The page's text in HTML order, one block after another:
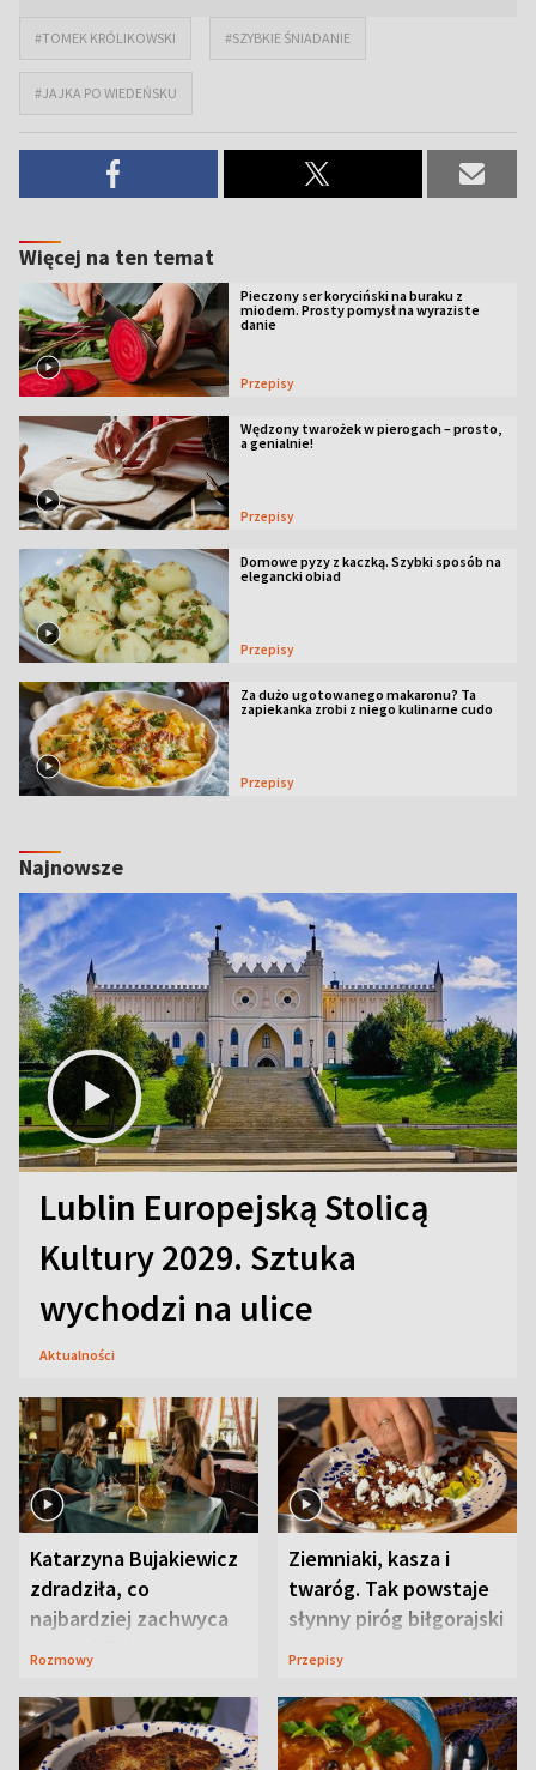
#TOMEK KRÓLIKOWSKI #SZYBKIE ŚNIADANIE
#JAJKA PO WIEDEŃSKU
Więcej na ten temat
Pieczony ser koryciński na buraku z
miodem. Prosty pomysł na wyraziste
danie
Przepisy
Wędzony twarożek w pierogach – prosto,
a genialnie!
Przepisy
Domowe pyzy z kaczką. Szybki sposób na
elegancki obiad
Przepisy
Za dużo ugotowanego makaronu? Ta
zapiekanka zrobi z niego kulinarne cudo
Przepisy
Najnowsze
Lublin Europejską Stolicą
Kultury 2029. Sztuka
wychodzi na ulice
Aktualności
Katarzyna Bujakiewicz
zdradziła, co
najbardziej zachwyca
ją w Lublinie
Rozmowy
Ziemniaki, kasza i
twaróg. Tak powstaje
słynny piróg biłgorajski
Przepisy